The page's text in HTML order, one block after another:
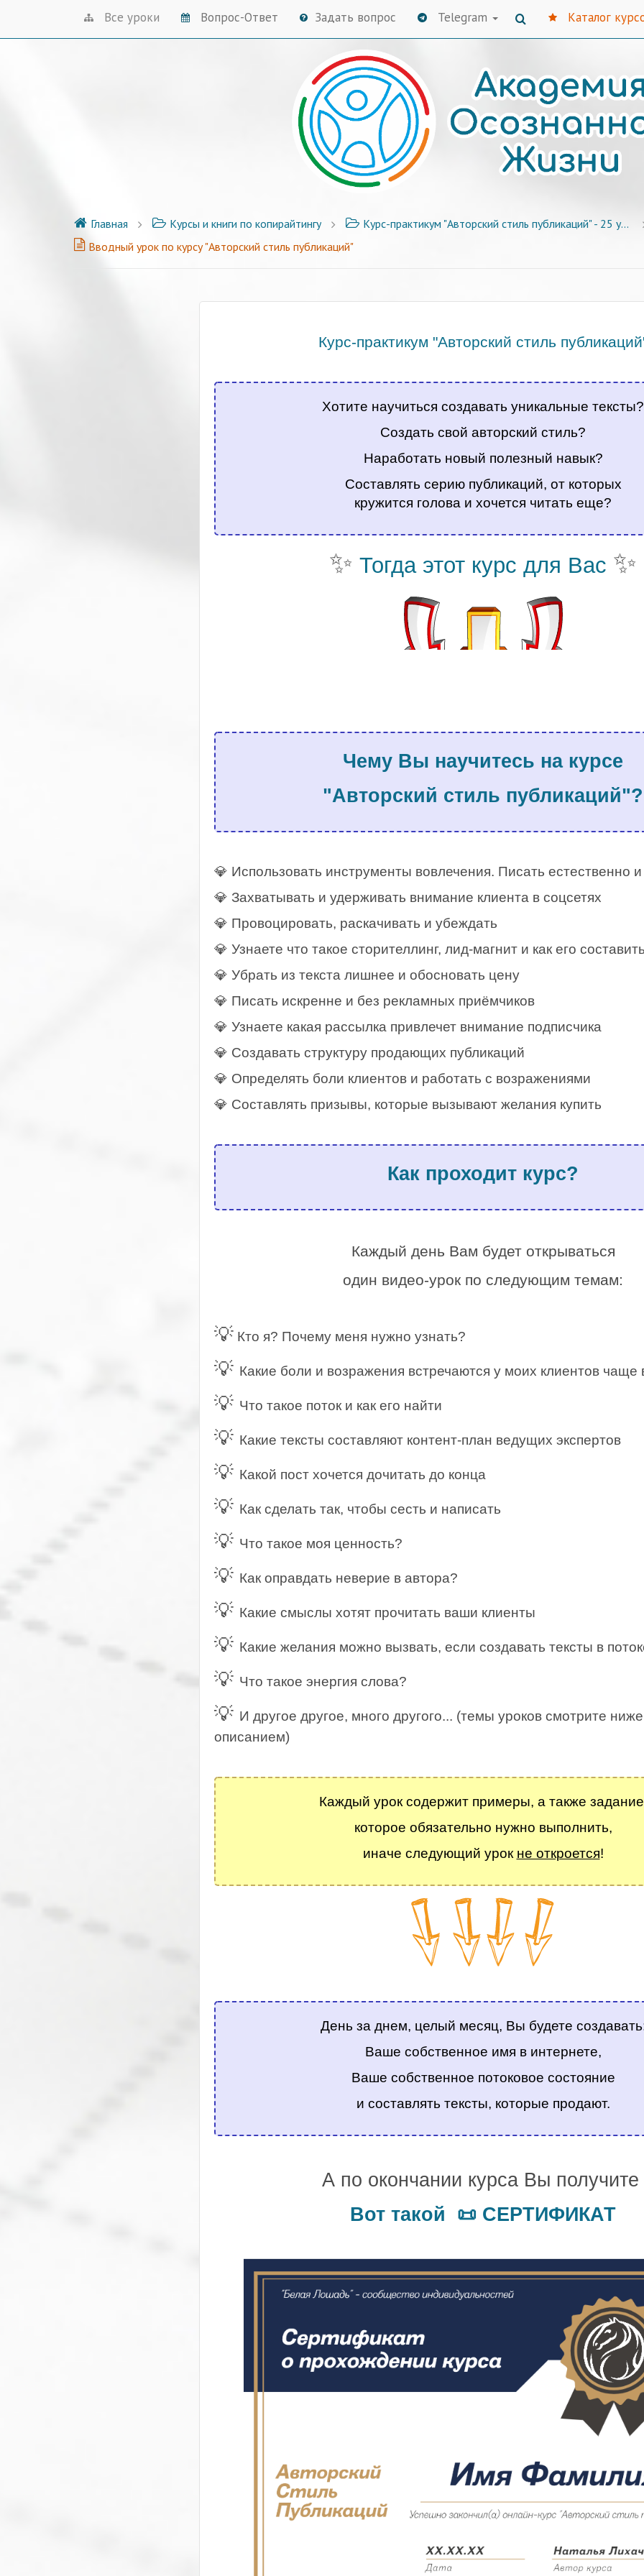
Все уроки Вопрос-Ответ Задать вопрос Telegram Каталог
Главная Курсы и книги по копирайтингу
Курс-практикум "Авторский стиль публикаций" - 25 уроков с примерами и заданиями
Вводный урок по курсу "Авторский стиль публикаций"
Курс-практикум "Авторский стиль
Хотите научиться создавать уникальные тексты?
Создать свой авторский стиль?
Наработать новый полезный навык?
Составлять серию публикаций, от которых
кружится голова и хочется читать еще?
✨ Тогда этот курс для Вас ✨
Чему Вы научитесь на курсе
"Авторский стиль публикаций"?
💎 Использовать инструменты вовлечения. Писать естественно и
💎 Захватывать и удерживать внимание клиента в соцсетях
💎 Провоцировать, раскачивать и убеждать
💎 Узнаете что такое сторителлинг, лид-магнит и как его
💎 Убрать из текста лишнее и обосновать цену
💎 Писать искренне и без рекламных приёмчиков
💎 Узнаете какая рассылка привлечет внимание подписчика
💎 Создавать структуру продающих публикаций
💎 Определять боли клиентов и работать с возражениями
💎 Составлять призывы, которые вызывают желания купить
Как проходит курс?
Каждый день Вам будет открываться
один видео-урок по следующим темам:
💡 Кто я? Почему меня нужно узнать?
💡 Какие боли и возражения встречаются у моих клиентов чаще
💡 Что такое поток и как его найти
💡 Какие тексты составляют контент-план ведущих экспертов
💡 Какой пост хочется дочитать до конца
💡 Как сделать так, чтобы сесть и написать
💡 Что такое моя ценность?
💡 Как оправдать неверие в автора?
💡 Какие смыслы хотят прочитать ваши клиенты
💡 Какие желания можно вызвать, если создавать тексты в
💡 Что такое энергия слова?
💡 И другое другое, много другого... (темы уроков смотрите
описанием)
Каждый урок содержит примеры, а также
которое обязательно нужно выполнить,
иначе следующий урок не откроется!
День за днем, целый месяц, Вы будете
Ваше собственное имя в интернете,
Ваше собственное потоковое состояние
и составлять тексты, которые продают.
А по окончании курса Вы получите
Вот такой 📜 СЕРТИФИКАТ